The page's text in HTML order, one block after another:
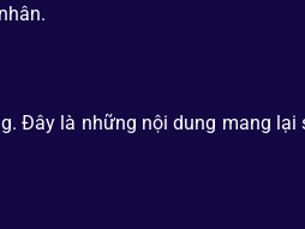
Đây là những nội dung mang lại